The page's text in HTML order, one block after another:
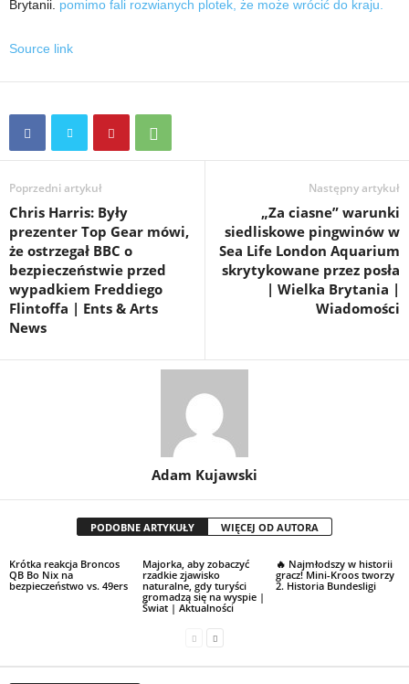
Brytanii. pomimo fali rozwianych plotek, że może wrócić do kraju.
Source link
Poprzedni artykuł
Chris Harris: Były
prezenter Top Gear mówi,
że ostrzegał BBC o
bezpieczeństwie przed
wypadkiem Freddiego
Flintoffa | Ents & Arts
News
Następny artykuł
„Za ciasne” warunki
siedliskowe pingwinów w
Sea Life London Aquarium
skrytykowane przez posła
| Wielka Brytania |
Wiadomości
Adam Kujawski
PODOBNE ARTYKUŁY WIĘCEJ OD AUTORA
Krótka reakcja Broncos
QB Bo Nix na
bezpieczeństwo vs. 49ers
Majorka, aby zobaczyć
rzadkie zjawisko
naturalne, gdy turyści
gromadzą się na wyspie |
Świat | Aktualności
🔥 Najmłodszy w historii
gracz! Mini-Kroos tworzy
2. Historia Bundesligi